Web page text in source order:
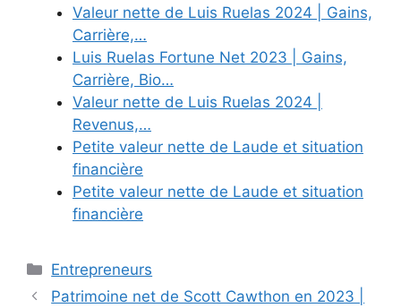
Valeur nette de Luis Ruelas 2024 | Gains,
Carrière,…
Luis Ruelas Fortune Net 2023 | Gains,
Carrière, Bio…
Valeur nette de Luis Ruelas 2024 |
Revenus,…
Petite valeur nette de Laude et situation
financière
Petite valeur nette de Laude et situation
financière
Categories
Entrepreneurs
Patrimoine net de Scott Cawthon en 2023 |